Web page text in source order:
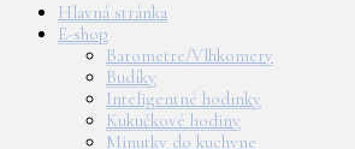
Hlavná stránka
E-shop
Barometre/Vlhkomery
Budíky
Inteligentné hodinky
Kukučkové hodiny
Minutky do kuchyne